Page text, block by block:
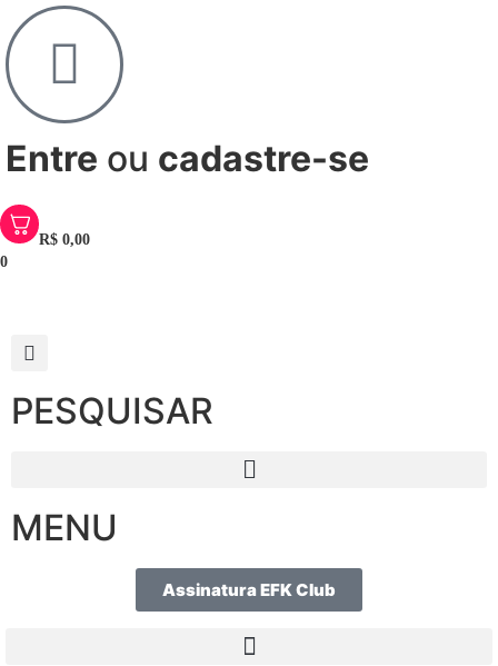
Entre ou cadastre-se
0
R$ 0,00
PESQUISAR
MENU
Assinatura EFK Club